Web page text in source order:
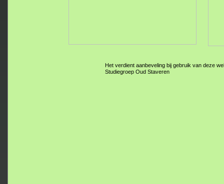
Het verdient aanbeveling bij gebruik van deze
Studiegroep Oud Staveren